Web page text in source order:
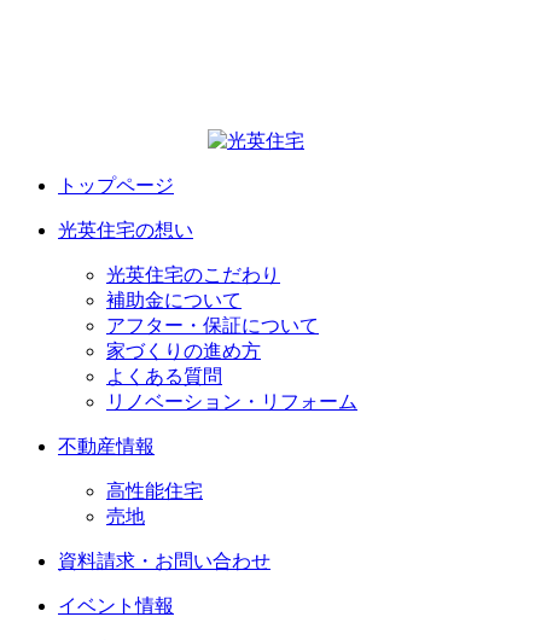
トップページ
光英住宅の想い
光英住宅のこだわり
補助金について
アフター・保証について
家づくりの進め方
よくある質問
リノベーション・リフォーム
不動産情報
高性能住宅
売地
資料請求・お問い合わせ
イベント情報